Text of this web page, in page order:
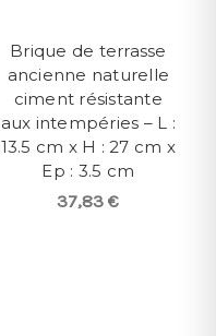
Brique de terrasse
ancienne naturelle
ciment résistante
aux intempéries – L :
13.5 cm x H : 27 cm x
Ep : 3.5 cm
37,83 €